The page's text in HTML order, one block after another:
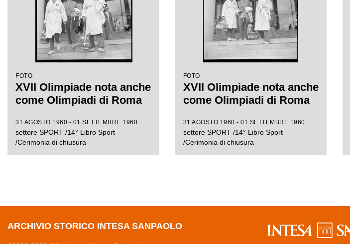
FOTO
XVII Olimpiade nota anche
come Olimpiadi di Roma
31 AGOSTO 1960 - 01 SETTEMBRE 1960
settore SPORT /14° Libro Sport
/Cerimonia di chiusura
FOTO
XVII Olimpiade nota anche
come Olimpiadi di Roma
31 AGOSTO 1960 - 01 SETTEMBRE 1960
settore SPORT /14° Libro Sport
/Cerimonia di chiusura
ARCHIVIO STORICO INTESA SANPAOLO